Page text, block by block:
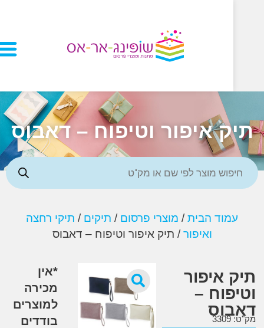
איפור וטיפוח – דאבוס
הבית/מוצרי פרסום /תיקים /תיקי רחצה
/ תיק איפור וטיפוח – דאבוס
איפור
–
מכירה
למוצרים
בודדים